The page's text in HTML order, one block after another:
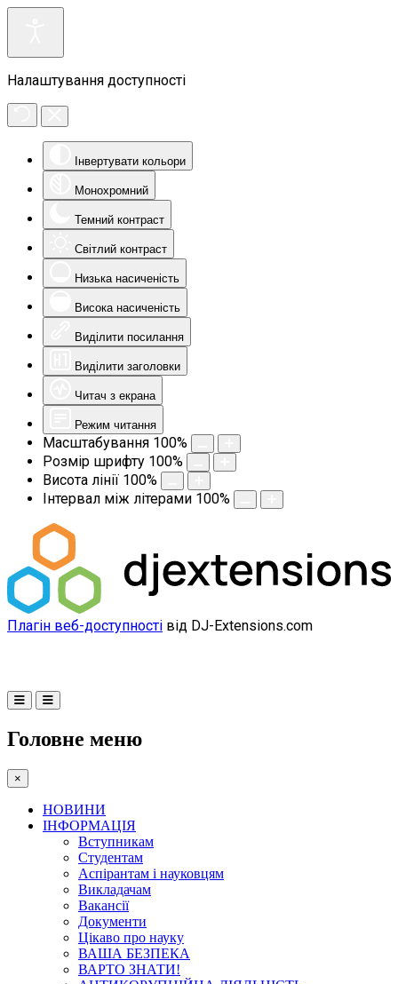
Налаштування доступності
Інвертувати кольори
Монохромний
Темний контраст
Світлий контраст
Низька насиченість
Висока насиченість
Виділити посилання
Виділити заголовки
Читач з екрана
Режим читання
Масштабування 100%
Розмір шрифту 100%
Висота лінії 100%
Інтервал між літерами 100%
Плагін веб-доступності від DJ-Extensions.com
Головне меню
×
НОВИНИ
ІНФОРМАЦІЯ
Вступникам
Студентам
Аспірантам і науковцям
Викладачам
Вакансії
Документи
Цікаво про науку
ВАША БЕЗПЕКА
ВАРТО ЗНАТИ!